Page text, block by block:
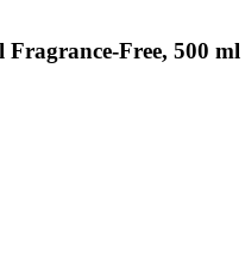
Free, 500 ml